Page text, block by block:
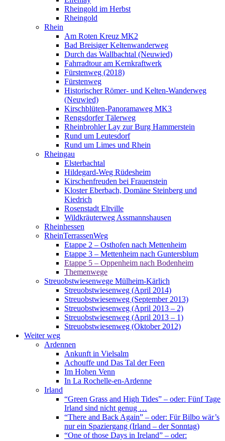
Rheingold im Herbst
Rheingold
Rhein
Am Roten Kreuz MK2
Bad Breisiger Keltenwanderweg
Durch das Wallbachtal (Neuwied)
Fahrradtour am Kernkraftwerk
Fürstenweg (2018)
Fürstenweg
Historischer Römer- und Kelten-Wanderweg
(Neuwied)
Kirschblüten-Panoramaweg MK3
Rengsdorfer Tälerweg
Rheinbrohler Lay zur Burg Hammerstein
Rund um Leutesdorf
Rund um Limes und Rhein
Rheingau
Elsterbachtal
Hildegard-Weg Rüdesheim
Kirschenfreuden bei Frauenstein
Kloster Eberbach, Domäne Steinberg und
Kiedrich
Rosenstadt Eltville
Wildkräuterweg Assmannshausen
Rheinhessen
RheinTerrassenWeg
Etappe 2 – Osthofen nach Mettenheim
Etappe 3 – Mettenheim nach Guntersblum
Etappe 5 – Oppenheim nach Bodenheim
Themenwege
Streuobstwiesenwege Mülheim-Kärlich
Streuobstwiesenweg (April 2014)
Streuobstwiesenweg (September 2013)
Streuobstwiesenweg (April 2013 – 2)
Streuobstwiesenweg (April 2013 – 1)
Streuobstwiesenweg (Oktober 2012)
Weiter weg
Ardennen
Ankunft in Vielsalm
Achouffe und Das Tal der Feen
Im Hohen Venn
In La Rochelle-en-Ardenne
Irland
“Green Grass and High Tides” – oder: Fünf Tage
Irland sind nicht genug …
“There and Back Again” – oder: Für Bilbo wär’s
nur ein Spaziergang (Irland – der Sonntag)
“One of those Days in Ireland” – oder: